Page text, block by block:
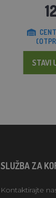
STAVI
SLUŽBA ZA
Kontaktirajte